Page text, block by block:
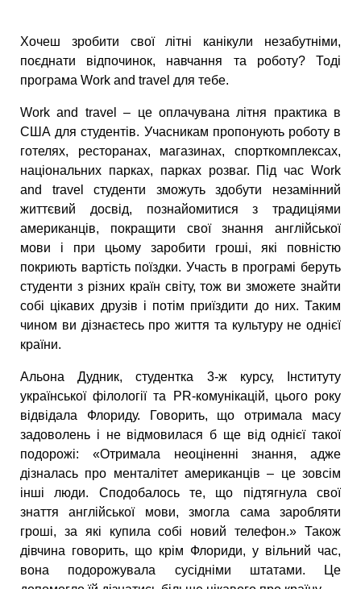
Хочеш зробити свої літні канікули незабутніми,
поєднати відпочинок, навчання та роботу? Тоді
програма Work and travel для тебе.
Work and travel – це оплачувана літня практика в
США для студентів. Учасникам пропонують роботу в
готелях, ресторанах, магазинах, спорткомплексах,
національних парках, парках розваг. Під час Work
and travel студенти зможуть здобути незамінний
життєвий досвід, познайомитися з традиціями
американців, покращити свої знання англійської
мови і при цьому заробити гроші, які повністю
покриють вартість поїздки. Участь в програмі беруть
студенти з різних країн світу, тож ви зможете знайти
собі цікавих друзів і потім приїздити до них. Таким
чином ви дізнаєтесь про життя та культуру не однієї
країни.
Альона Дудник, студентка 3-ж курсу, Інституту
української філології та PR-комунікацій, цього року
відвідала Флориду. Говорить, що отримала масу
задоволень і не відмовилася б ще від однієї такої
подорожі: «Отримала неоціненні знання, адже
дізналась про менталітет американців – це зовсім
інші люди. Сподобалось те, що підтягнула свої
знаття англійської мови, змогла сама заробляти
гроші, за які купила собі новий телефон.» Також
дівчина говорить, що крім Флориди, у вільний час,
вона подорожувала сусідніми штатами. Це